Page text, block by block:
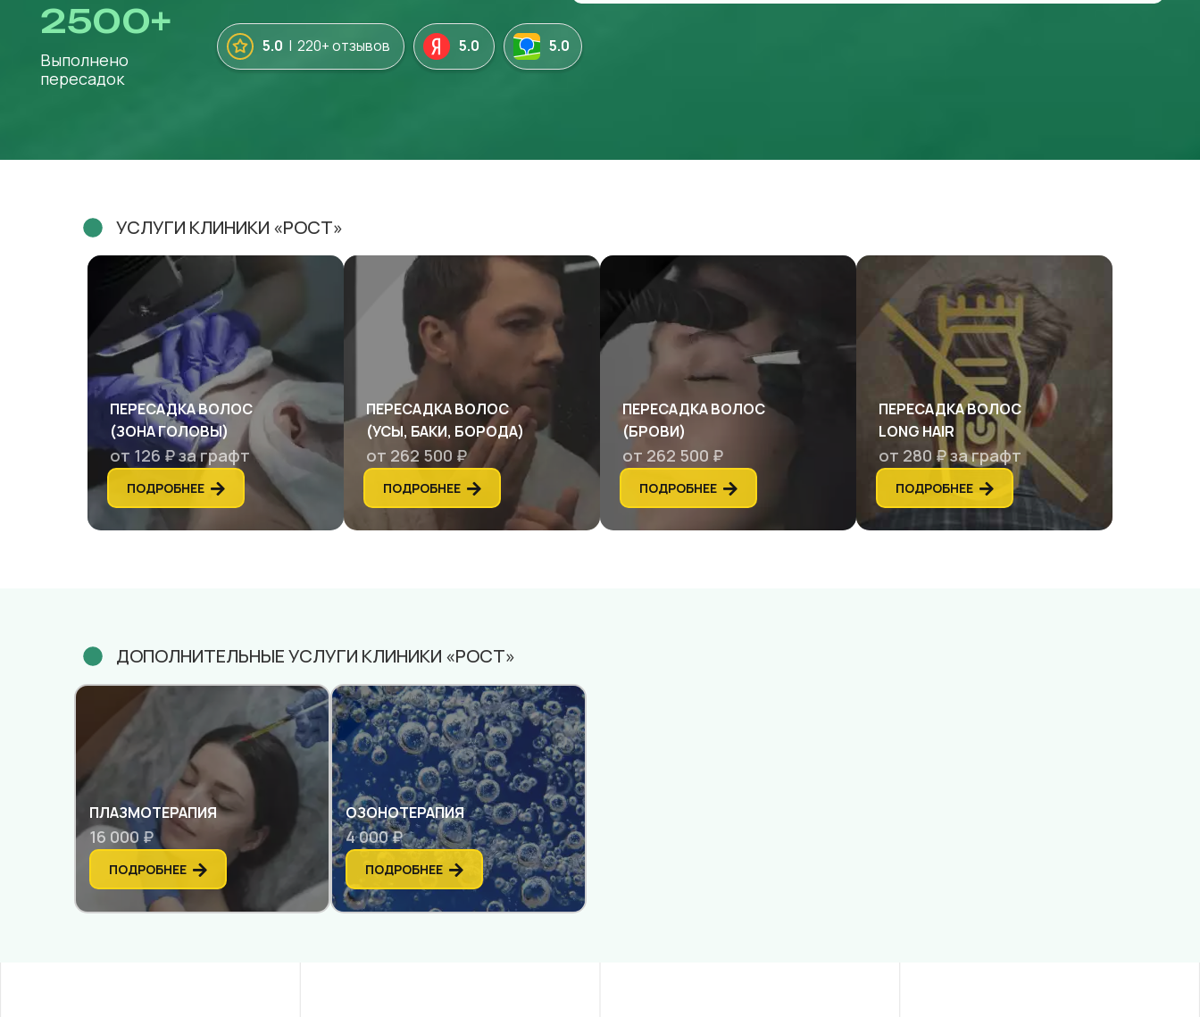
2500+
Выполнено
пересадок
5.0 | 220+ отзывов 5.0 5.0
УСЛУГИ КЛИНИКИ «РОСТ»
ПЕРЕСАДКА ВОЛОС
(ЗОНА ГОЛОВЫ)
от 126 ₽ за графт
ПОДРОБНЕЕ
ПЕРЕСАДКА ВОЛОС
(УСЫ, БАКИ, БОРОДА)
от 262 500 ₽
ПОДРОБНЕЕ
ПЕРЕСАДКА ВОЛОС
(БРОВИ)
от 262 500 ₽
ПОДРОБНЕЕ
ПЕРЕСАДКА ВОЛОС
LONG HAIR
от 280 ₽ за графт
ПОДРОБНЕЕ
ДОПОЛНИТЕЛЬНЫЕ УСЛУГИ КЛИНИКИ «РОСТ»
ПЛАЗМОТЕРАПИЯ
16 000 ₽
ПОДРОБНЕЕ
ОЗОНОТЕРАПИЯ
4 000 ₽
ПОДРОБНЕЕ